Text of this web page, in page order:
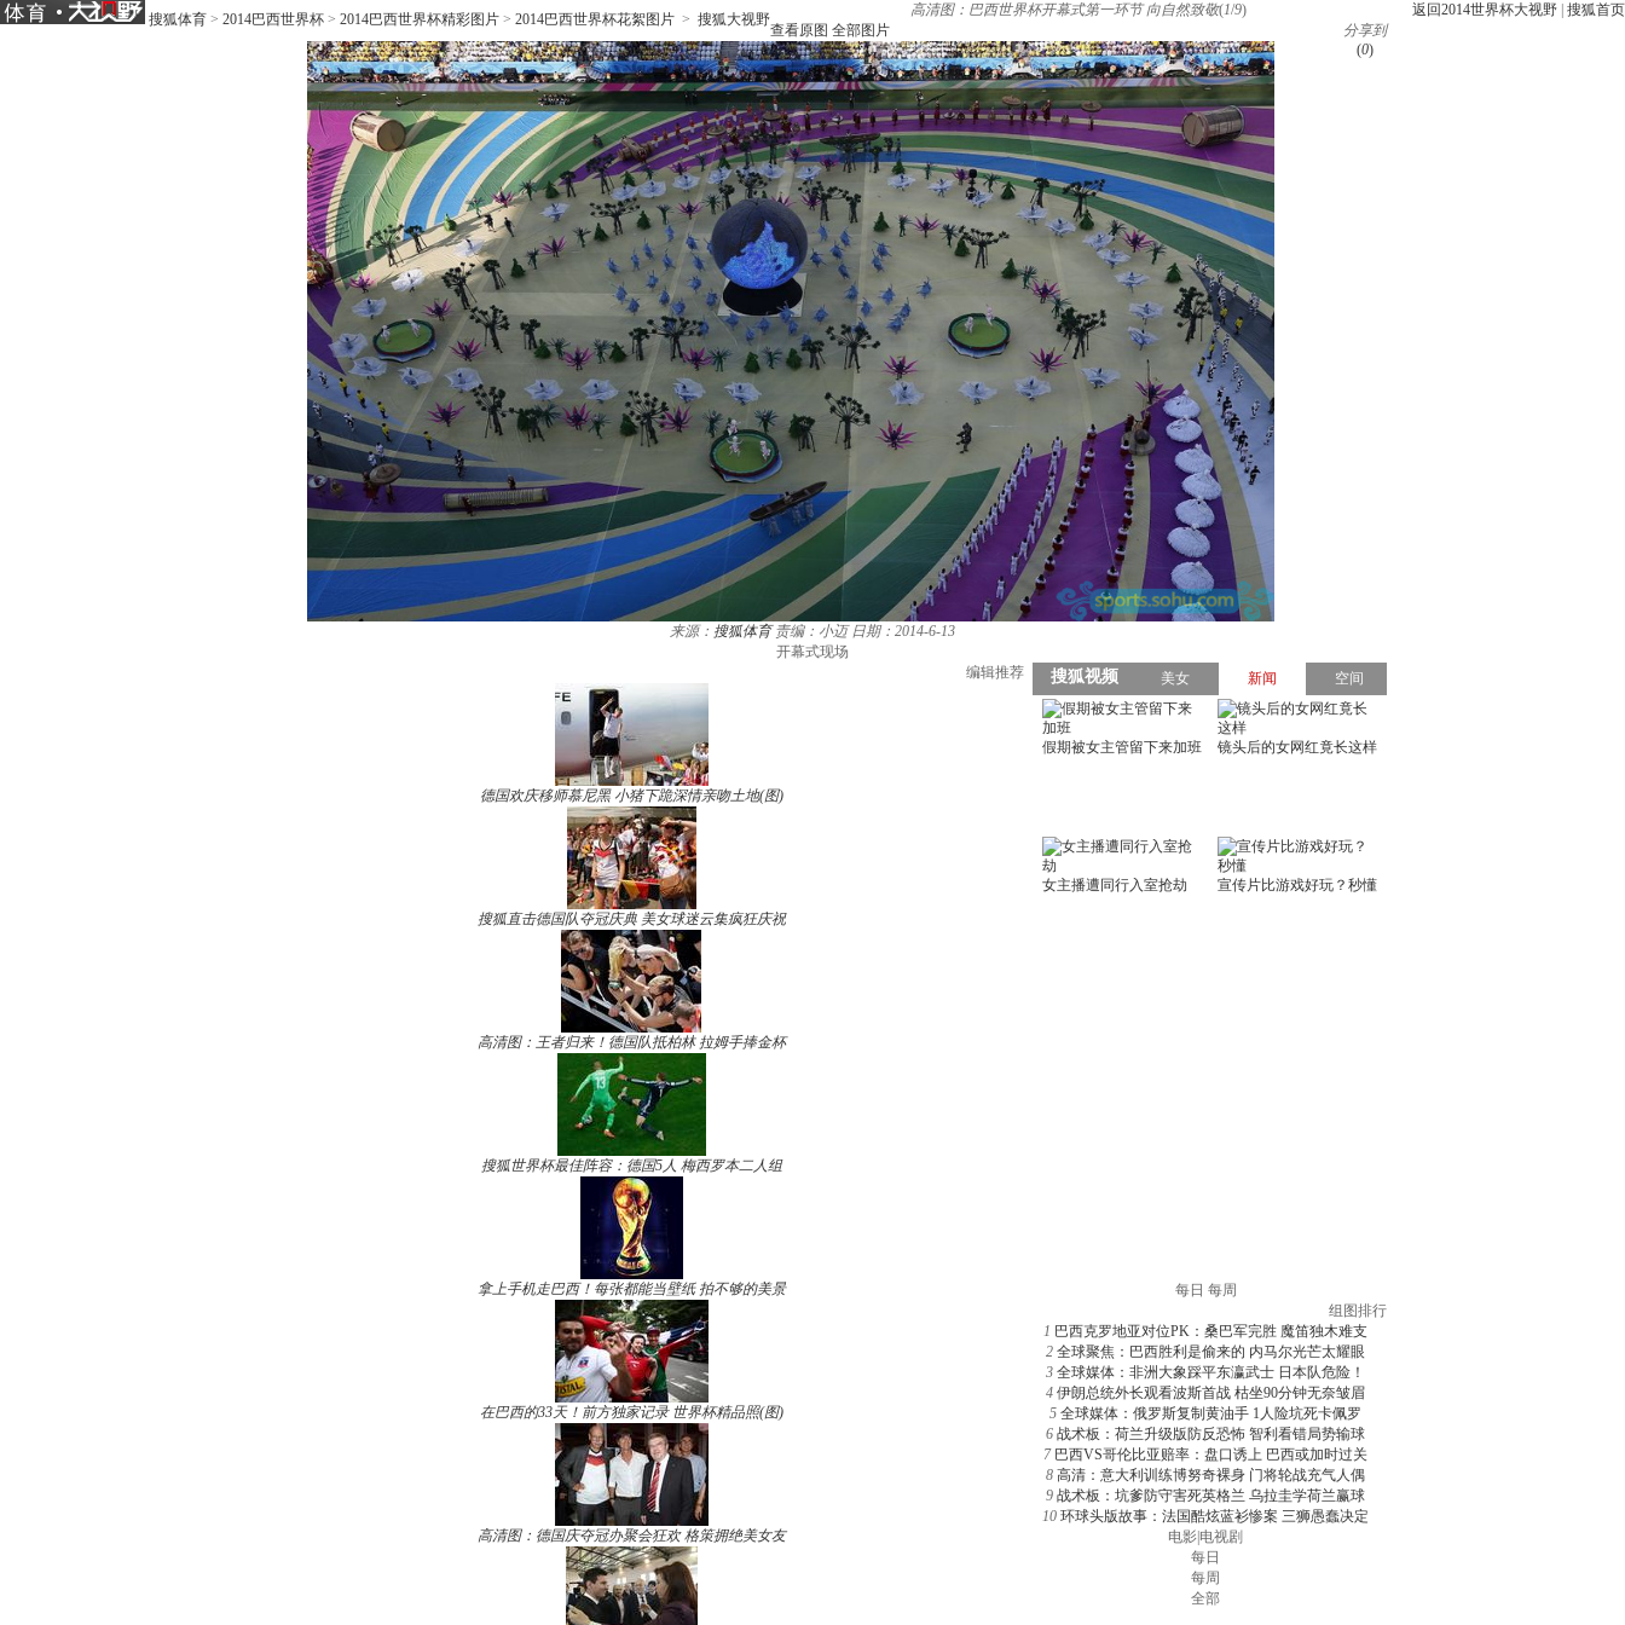
搜狐体育 > 2014巴西世界杯 > 2014巴西世界杯精彩图片 > 2014巴西世界杯花絮图片 > 搜狐大视野
返回2014世界杯大视野 搜狐首页
高清图：巴西世界杯开幕式第一环节 向自然致敬(1/9)
查看原图 全部图片
分享到
(0)
来源： 搜狐体育 责编：小迈 日期：2014-6-13
开幕式现场
编辑推荐
德国欢庆移师慕尼黑 小猪下跪深情亲吻土地(图)
搜狐直击德国队夺冠庆典 美女球迷云集疯狂庆祝
高清图：王者归来！德国队抵柏林 拉姆手捧金杯
搜狐世界杯最佳阵容：德国5人 梅西罗本二人组
拿上手机走巴西！每张都能当壁纸 拍不够的美景
在巴西的33天！前方独家记录 世界杯精品照(图)
高清图：德国庆夺冠办聚会狂欢 格策拥绝美女友
每日 每周
组图排行
1 巴西克罗地亚对位PK：桑巴军完胜 魔笛独木难支
2 全球聚焦：巴西胜利是偷来的 内马尔光芒太耀眼
3 全球媒体：非洲大象踩平东瀛武士 日本队危险！
4 伊朗总统外长观看波斯首战 枯坐90分钟无奈皱眉
5 全球媒体：俄罗斯复制黄油手 1人险坑死卡佩罗
6 战术板：荷兰升级版防反恐怖 智利看错局势输球
7 巴西VS哥伦比亚赔率：盘口诱上 巴西或加时过关
8 高清：意大利训练博努奇裸身 门将轮战充气人偶
9 战术板：坑爹防守害死英格兰 乌拉圭学荷兰赢球
10 环球头版故事：法国酷炫蓝衫惨案 三狮愚蠢决定
电影 电视剧
每日
每周
全部